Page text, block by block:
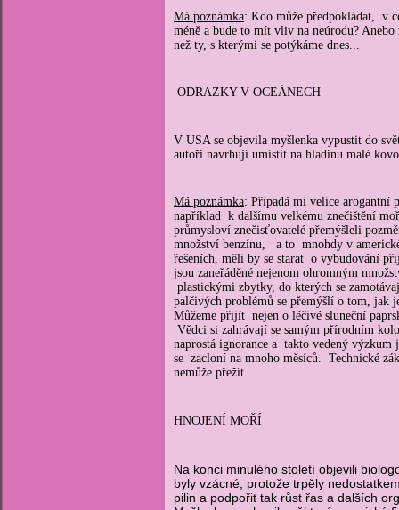
Má poznámka: Kdo může předpokládat, v
méně a bude to mít vliv na neúrodu?
než ty, s kterými se potýkáme dnes...
ODRAZKY V OCEÁNECH
V USA se objevila myšlenka vypustit do
autoři navrhují umístit na hladinu malé
Má poznámka: Připadá mi velice arogantní
například k dalšímu velkému znečištění
průmysloví znečisťovatelé přemýšleli
množství benzínu, a to mnohdy v
řešeních, měli by se starat o vybudování
jsou zaneřáděné nejenom ohromným
plastickými zbytky, do kterých se
palčivých problémů se přemýšlí o tom, jak
Můžeme přijít nejen o léčivé sluneční
Vědci si zahrávají se samým přírodním
naprostá ignorance a takto vedený výzkum
se zacloní na mnoho měsíců. Technické
nemůže přežít.
HNOJENÍ MOŘÍ
Na konci minulého století objevili
byly vzácné, protože trpěly
pilin a podpořit tak růst řas a dalších